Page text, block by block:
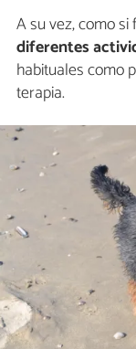
A su vez, como si
diferentes
habituales como
terapia.